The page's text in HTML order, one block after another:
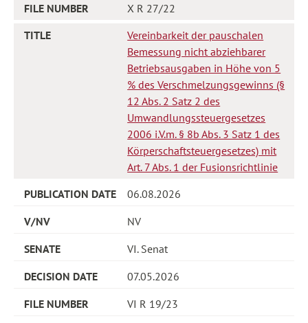
X R 27/22
Vereinbarkeit der pauschalen
Bemessung nicht abziehbarer
Betriebsausgaben in Höhe von 5
% des Verschmelzungsgewinns (§
12 Abs. 2 Satz 2 des
Umwandlungssteuergesetzes
2006 i.V.m. § 8b Abs. 3 Satz 1 des
Körperschaftsteuergesetzes) mit
Art. 7 Abs. 1 der Fusionsrichtlinie
06.08.2026
NV
VI. Senat
07.05.2026
VI R 19/23